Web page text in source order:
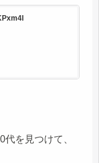
を見つけて、